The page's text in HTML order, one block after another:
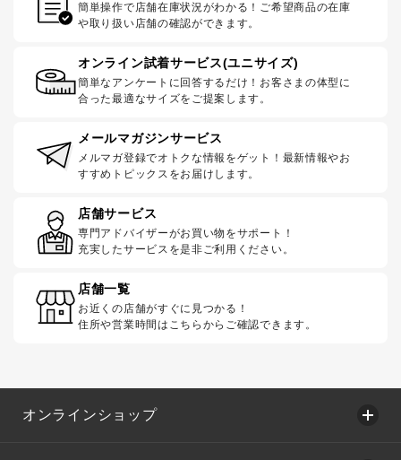
簡単操作で店舗在庫状況がわかる！ご希望商品の在庫
や取り扱い店舗の確認ができます。
オンライン試着サービス(ユニサイズ)
簡単なアンケートに回答するだけ！お客さまの体型に
合った最適なサイズをご提案します。
メールマガジンサービス
メルマガ登録でオトクな情報をゲット！最新情報やお
すすめトピックスをお届けします。
店舗サービス
専門アドバイザーがお買い物をサポート！
充実したサービスを是非ご利用ください。
店舗一覧
お近くの店舗がすぐに見つかる！
住所や営業時間はこちらからご確認できます。
オンラインショップ